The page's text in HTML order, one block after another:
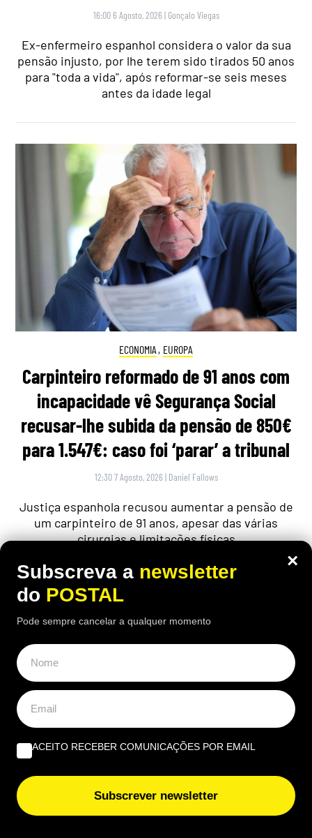
16:00 6 Agosto, 2026 | Gonçalo Viegas
Ex-enfermeiro espanhol considera o valor da sua
pensão injusto, por lhe terem sido tirados 50 anos
para "toda a vida", após reformar-se seis meses
antes da idade legal
ECONOMIA , EUROPA
Carpinteiro reformado de 91 anos com
incapacidade vê Segurança Social
recusar-lhe subida da pensão de 850€
para 1.547€: caso foi ‘parar’ a tribunal
12:30 7 Agosto, 2026 | Daniel Fallows
Justiça espanhola recusou aumentar a pensão de
um carpinteiro de 91 anos, apesar das várias
cirurgias e limitações físicas
VIDA & LAZER
Funcionário de aeroporto avisa: se
×
Subscreva a newsletter
do POSTAL
Pode sempre cancelar a qualquer momento
ACEITO RECEBER COMUNICAÇÕES POR EMAIL
Subscrever newsletter